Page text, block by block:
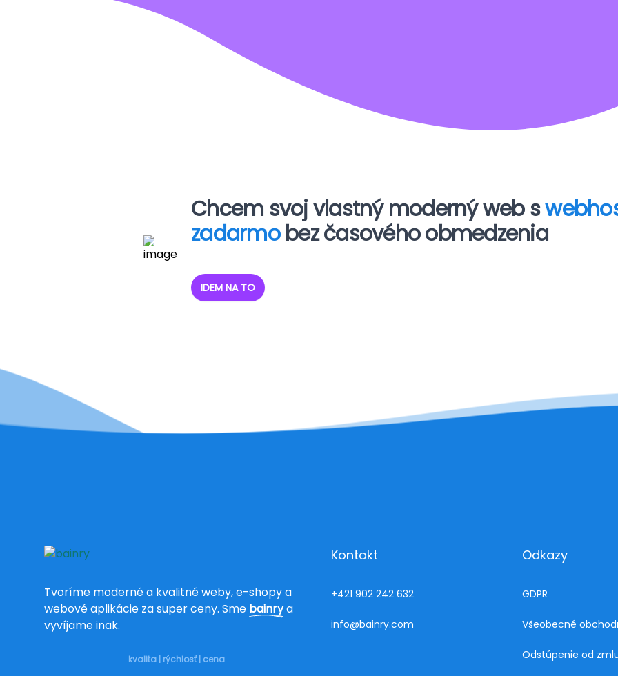
Chcem svoj vlastný moderný web s
zadarmobez časového obmedzenia
IDEM NA TO
Tvoríme moderné a kvalitné weby, e-shopy a
webové aplikácie za super ceny. Sme bainrya
vyvíjame inak.
kvalita | rýchlosť | cena
Kontakt
+421 902 242 632
info@bainry.com
Odkazy
GDPR
Všeobecné
Odstúpenie od